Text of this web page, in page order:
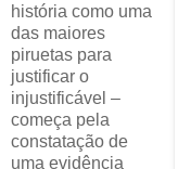
história como uma
das maiores
piruetas para
justificar o
injustificável –
começa pela
constatação de
uma evidência